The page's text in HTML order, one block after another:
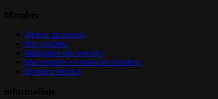
Ajouter un concert
Mes concerts
Statistiques des concerts
Mes données et entrées de répertoire
Devenez membre